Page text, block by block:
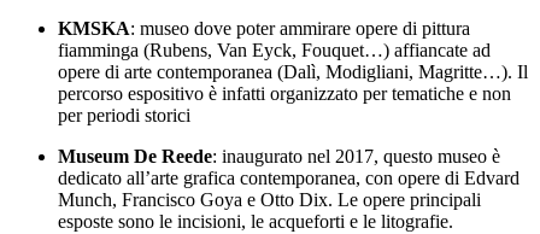
KMSKA: museo dove poter ammirare opere di pittura
fiamminga (Rubens, Van Eyck, Fouquet…) affiancate ad
opere di arte contemporanea (Dalì, Modigliani, Magritte…). Il
percorso espositivo è infatti organizzato per tematiche e non
per periodi storici
Museum De Reede: inaugurato nel 2017, questo museo è
dedicato all’arte grafica contemporanea, con opere di Edvard
Munch, Francisco Goya e Otto Dix. Le opere principali
esposte sono le incisioni, le acqueforti e le litografie.